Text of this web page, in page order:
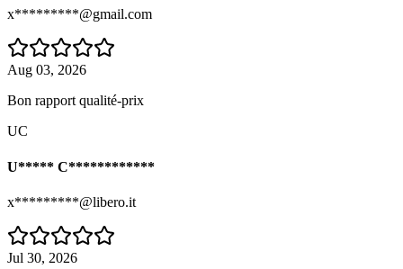
x*********@gmail.com
Aug 03, 2026
Bon rapport qualité-prix
UC
U***** C************
x*********@libero.it
Jul 30, 2026